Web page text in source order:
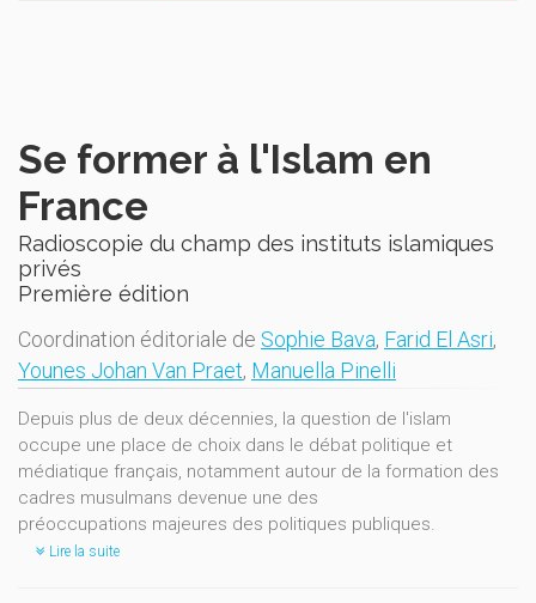
Se former à l'Islam en
France
Radioscopie du champ des instituts islamiques
privés
Première édition
Coordination éditoriale de Sophie Bava, Farid El Asri,
Younes Johan Van Praet, Manuella Pinelli
Depuis plus de deux décennies, la question de l'islam
occupe une place de choix dans le débat politique et
médiatique français, notamment autour de la formation des
cadres musulmans devenue une des
préoccupations majeures des politiques publiques.
Lire la suite